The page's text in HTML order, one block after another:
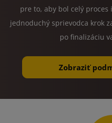
pre to, aby bol celý
jednoduchý sprievodca krok
po finalizáciu
Zobraziť